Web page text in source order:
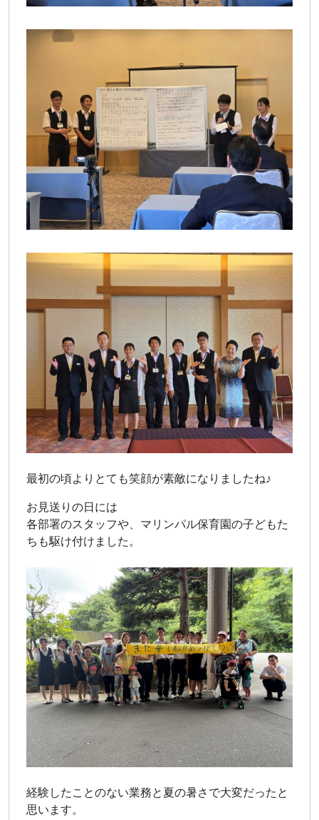
最初の頃よりとても笑顔が素敵になりましたね♪
お見送りの日には
各部署のスタッフや、マリンパル保育園の子どもた
ちも駆け付けました。
経験したことのない業務と夏の暑さで大変だったと
思います。